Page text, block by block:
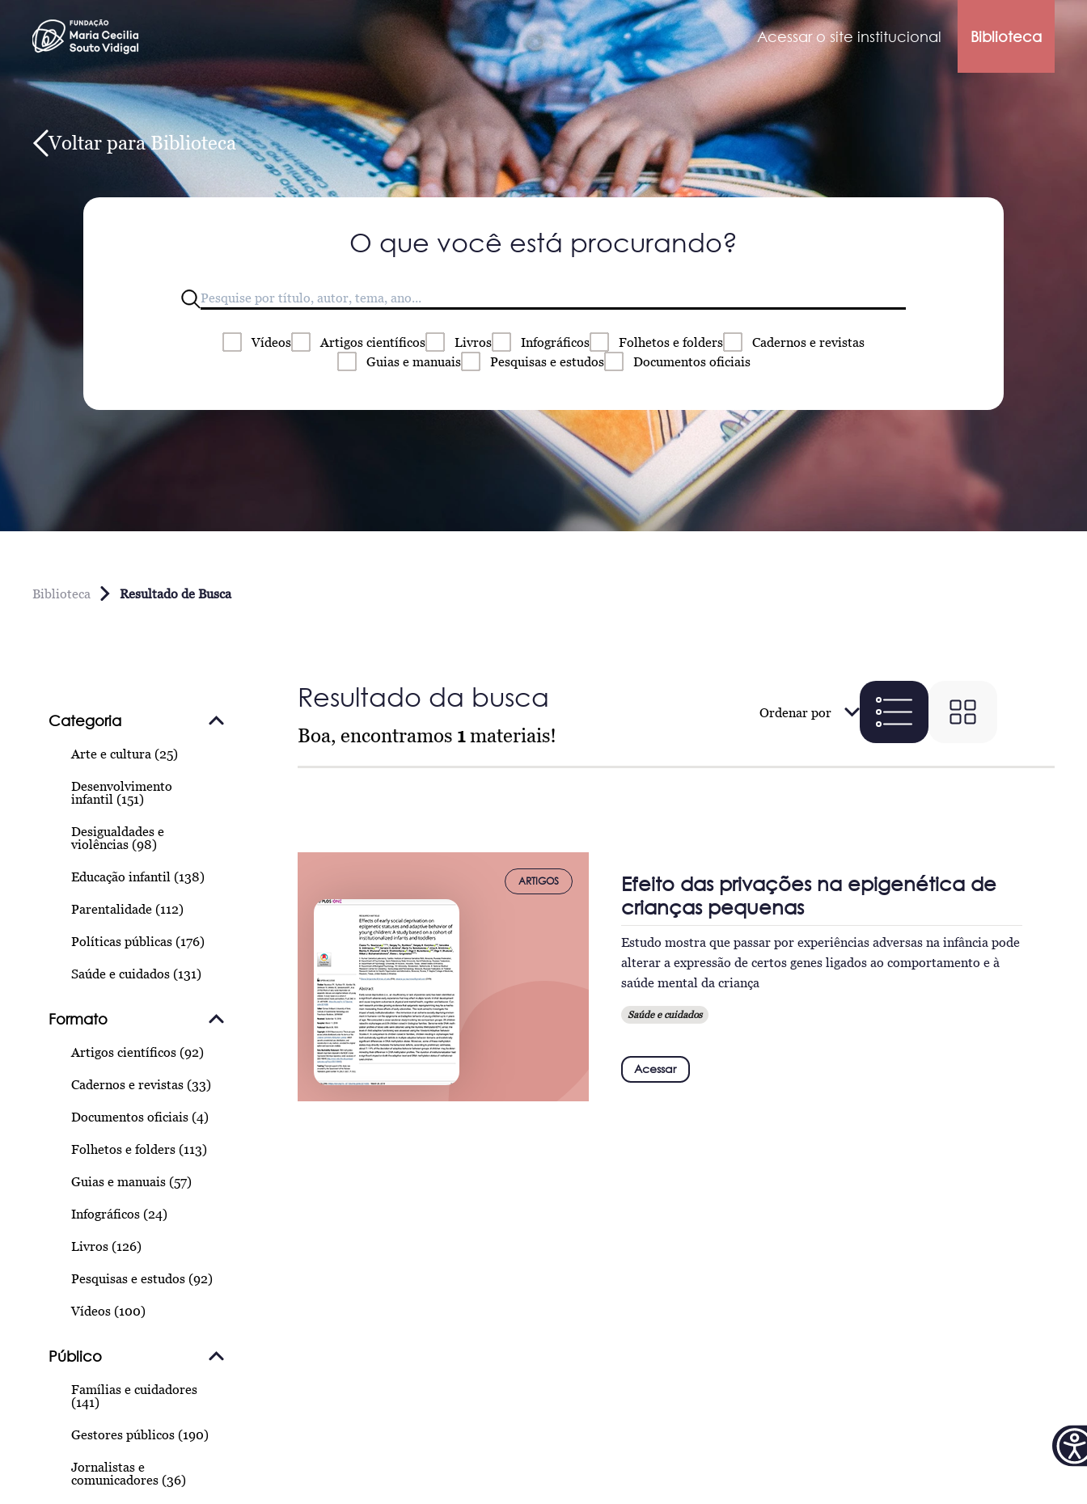
Acessar o site institucional Biblioteca
Voltar para Biblioteca
O que você está procurando?
Vídeos Artigos científicos Livros Infográficos Folhetos e folders Cadernos e revistas
Guias e manuais Pesquisas e estudos Documentos oficiais
Biblioteca Resultado de Busca
Categoria
Arte e cultura (25)
Desenvolvimento
infantil (151)
Desigualdades e
violências (98)
Educação infantil (138)
Parentalidade (112)
Políticas públicas (176)
Saúde e cuidados (131)
Formato
Artigos científicos (92)
Cadernos e revistas (33)
Documentos oficiais (4)
Folhetos e folders (113)
Guias e manuais (57)
Infográficos (24)
Livros (126)
Pesquisas e estudos (92)
Vídeos (100)
Público
Famílias e cuidadores
(141)
Gestores públicos (190)
Jornalistas e
comunicadores (36)
Resultado da busca
Boa, encontramos 1materiais!
Ordenar por
ARTIGOS
Efeito das privações na epigenética de
crianças pequenas
Estudo mostra que passar por experiências adversas na infância pode
alterar a expressão de certos genes ligados ao comportamento e à
saúde mental da criança
Saúde e cuidados
Acessar